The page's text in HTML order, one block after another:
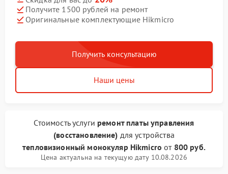
Получите 1500 рублей на ремонт
Оригинальные комплектующие Hikmicro
Получить консультацию
Наши цены
Стоимость услуги ремонт платы управления
(восстановление) для устройства
тепловизионный монокуляр Hikmicro от 800 руб.
Цена актуальна на текущую дату 10.08.2026